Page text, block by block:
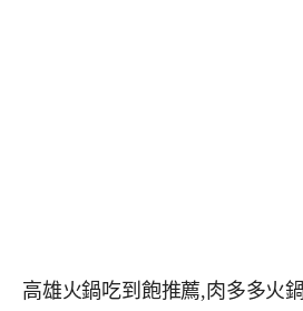
高雄火鍋吃到飽推薦,肉多多火